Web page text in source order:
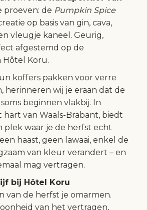
proeven: de Pumpkin Spice
op basis van gin, cava,
vleugje kaneel. Geurig,
afgestemd op de
Hôtel Koru.
koffers pakken voor verre
herinneren wij je eraan dat de
beginnen vlakbij. In
hart van Waals-Brabant, biedt
plek waar je de herfst echt
haast, geen lawaai, enkel de
van kleur verandert – en
mag vertragen.
bij Hôtel Koru
van de herfst je omarmen.
van het vertragen,